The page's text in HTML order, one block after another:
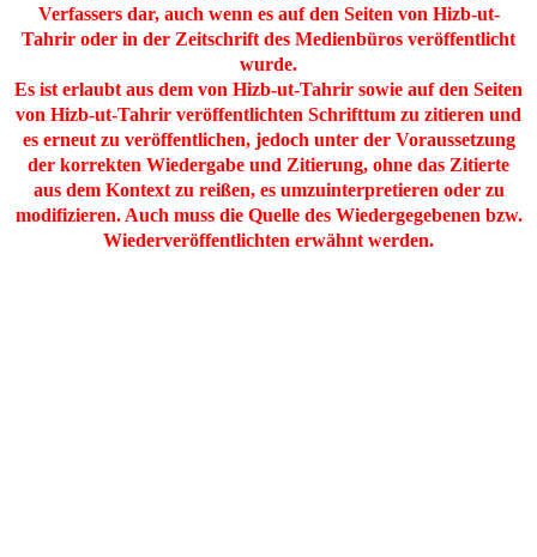
Verfassers dar, auch wenn es auf den Seiten von Hizb-ut-
Tahrir oder in der Zeitschrift des Medienbüros veröffentlicht
wurde.
Es ist erlaubt aus dem von Hizb-ut-Tahrir sowie auf den Seiten
von Hizb-ut-Tahrir veröffentlichten Schrifttum zu zitieren und
es erneut zu veröffentlichen, jedoch unter der Voraussetzung
der korrekten Wiedergabe und Zitierung, ohne das Zitierte
aus dem Kontext zu reißen, es umzuinterpretieren oder zu
modifizieren. Auch muss die Quelle des Wiedergegebenen bzw.
Wiederveröffentlichten erwähnt werden.